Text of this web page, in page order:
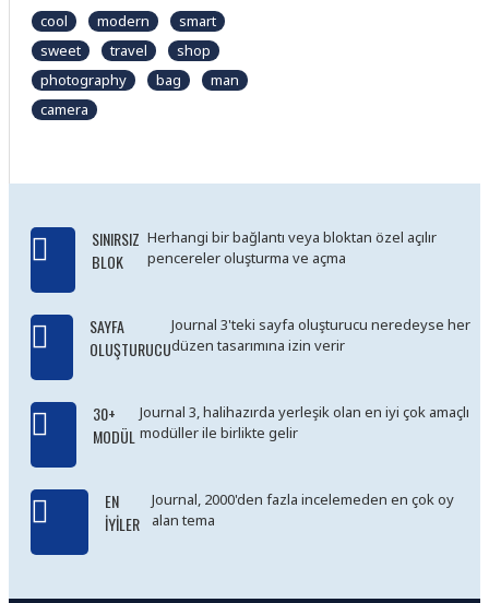
cool modern
smart
sweet
travel
shop
photography
bag
man
camera
SINIRSIZ
BLOK
Herhangi bir bağlantı veya bloktan özel açılır
pencereler oluşturma ve açma
SAYFA
OLUŞTURUCU
Journal 3'teki sayfa oluşturucu neredeyse her
düzen tasarımına izin verir
30+
MODÜL
Journal 3, halihazırda yerleşik olan en iyi çok amaçlı
modüller ile birlikte gelir
EN
İYILER
Journal, 2000'den fazla incelemeden en çok oy
alan tema